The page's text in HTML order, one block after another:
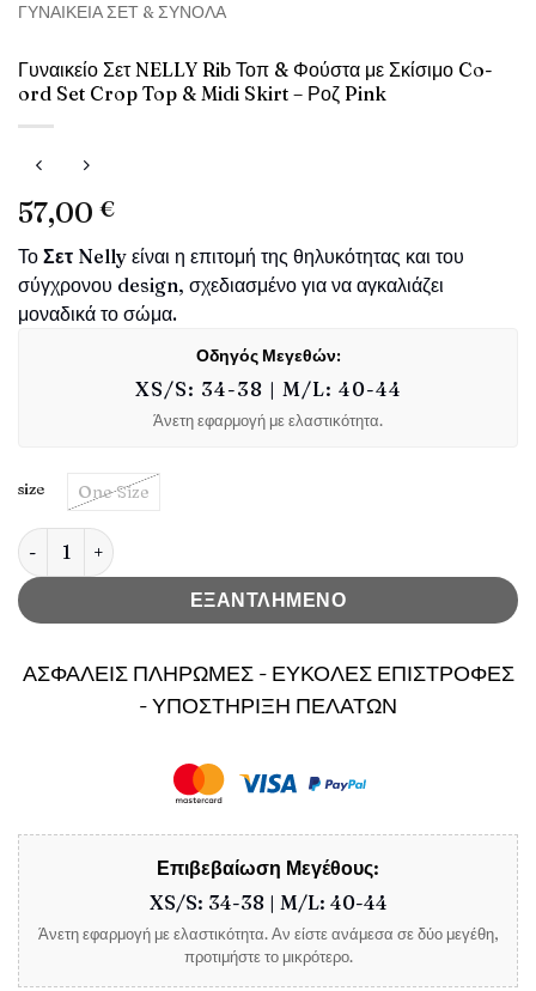
ΓΥΝΑΙΚΕΊΑ ΣΕΤ & ΣΎΝΟΛΑ
Γυναικείο Σετ NELLY Rib Τοπ & Φούστα με Σκίσιμο Co-
ord Set Crop Top & Midi Skirt – Ροζ Pink
57,00 €
Το Σετ Nelly είναι η επιτομή της θηλυκότητας και του
σύγχρονου design, σχεδιασμένο για να αγκαλιάζει
μοναδικά το σώμα.
Οδηγός Μεγεθών:
XS/S: 34-38 | M/L: 40-44
Άνετη εφαρμογή με ελαστικότητα.
size One Size
Γυναικείο Σετ NELLY Rib Τοπ & Φούστα με Σκίσιμο Co-ord
ΕΞΑΝΤΛΗΜΕΝΟ
ΑΣΦΑΛΕΙΣ ΠΛΗΡΩΜΕΣ - ΕΥΚΟΛΕΣ ΕΠΙΣΤΡΟΦΕΣ
- ΥΠΟΣΤΗΡΙΞΗ ΠΕΛΑΤΩΝ
Επιβεβαίωση Μεγέθους:
XS/S: 34-38 | M/L: 40-44
Άνετη εφαρμογή με ελαστικότητα. Αν είστε ανάμεσα σε δύο μεγέθη,
προτιμήστε το μικρότερο.